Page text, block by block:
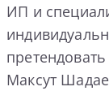
ИП и
Максут